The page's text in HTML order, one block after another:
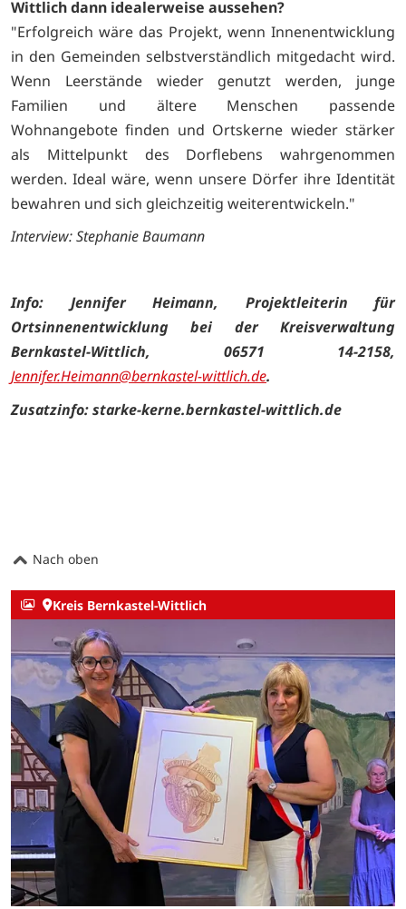
Wittlich dann idealerweise aussehen?
"Erfolgreich wäre das Projekt, wenn Innenentwicklung
in den Gemeinden selbstverständlich mitgedacht wird.
Wenn Leerstände wieder genutzt werden, junge
Familien und ältere Menschen passende
Wohnangebote finden und Ortskerne wieder stärker
als Mittelpunkt des Dorflebens wahrgenommen
werden. Ideal wäre, wenn unsere Dörfer ihre Identität
bewahren und sich gleichzeitig weiterentwickeln."
Interview: Stephanie Baumann
Info: Jennifer Heimann, Projektleiterin für
Ortsinnenentwicklung bei der Kreisverwaltung
Bernkastel-Wittlich, 06571 14-2158,
Jennifer.Heimann@bernkastel-wittlich.de.
Zusatzinfo: starke-kerne.bernkastel-wittlich.de
Nach oben
Kreis Bernkastel-Wittlich